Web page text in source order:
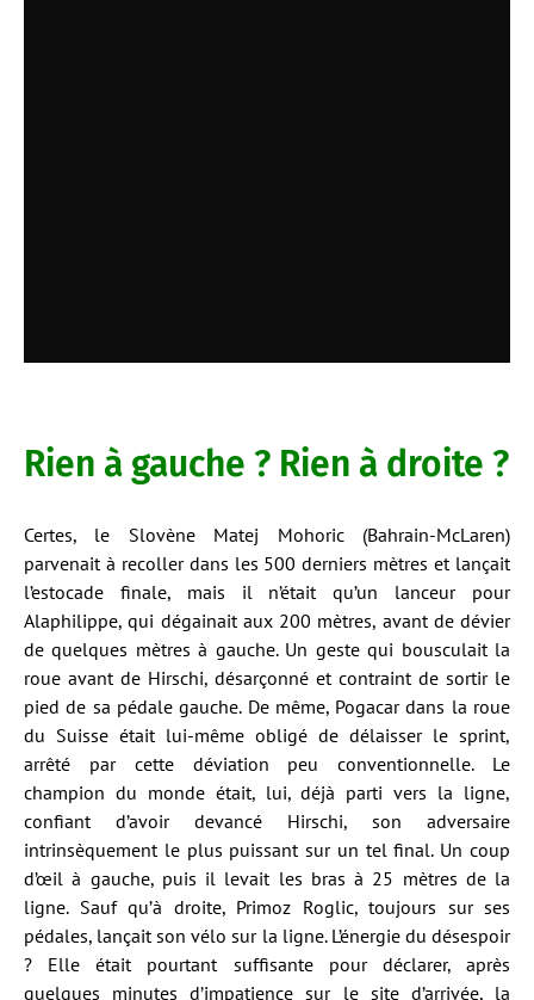
Rien à gauche ? Rien à droite ?
Certes, le Slovène Matej Mohoric (Bahrain-McLaren)
parvenait à recoller dans les 500 derniers mètres et lançait
l’estocade finale, mais il n’était qu’un lanceur pour
Alaphilippe, qui dégainait aux 200 mètres, avant de dévier
de quelques mètres à gauche. Un geste qui bousculait la
roue avant de Hirschi, désarçonné et contraint de sortir le
pied de sa pédale gauche. De même, Pogacar dans la roue
du Suisse était lui-même obligé de délaisser le sprint,
arrêté par cette déviation peu conventionnelle. Le
champion du monde était, lui, déjà parti vers la ligne,
confiant d’avoir devancé Hirschi, son adversaire
intrinsèquement le plus puissant sur un tel final. Un coup
d’œil à gauche, puis il levait les bras à 25 mètres de la
ligne. Sauf qu’à droite, Primoz Roglic, toujours sur ses
pédales, lançait son vélo sur la ligne. L’énergie du désespoir
? Elle était pourtant suffisante pour déclarer, après
quelques minutes d’impatience sur le site d’arrivée, la